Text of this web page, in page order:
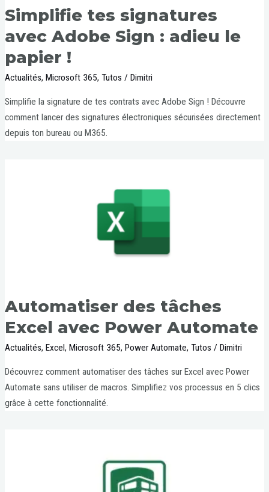
Simplifie tes signatures
avec Adobe Sign : adieu le
papier !
Actualités,Microsoft 365,Tutos /Dimitri
Simplifie la signature de tes contrats avec Adobe Sign ! Découvre
comment lancer des signatures électroniques sécurisées directement
depuis ton bureau ou M365.
Automatiser des tâches
Excel avec Power Automate
Actualités, Excel, Microsoft 365, Power Automate,Tutos / Dimitri
Découvrez comment automatiser des tâches sur Excel avec Power
Automate sans utiliser de macros. Simplifiez vos processus en 5 clics
grâce à cette fonctionnalité.